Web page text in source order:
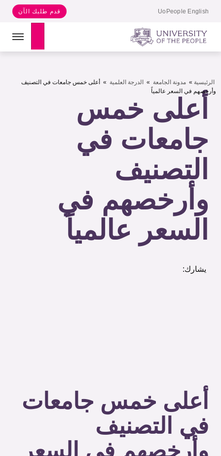
UoPeople English قدم طلبك الآن
Search
الرئيسية » مدونة الجامعة » الدرجة العلمية »
أعلى خمس جامعات في التصنيف
وأرخصهم في السعر عالمياً
أعلى خمس
جامعات في
التصنيف
وأرخصهم في
السعر عالمياً
يشارك:
أعلى خمس جامعات
في التصنيف
وأرخصهم في السعر